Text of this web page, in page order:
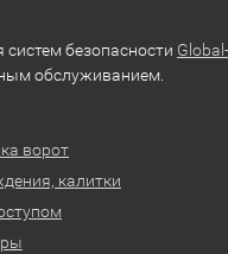
безопасности Global-
обслуживанием.
ворот
калитки